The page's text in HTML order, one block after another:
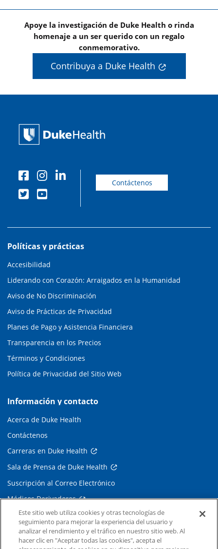
Apoye la investigación de Duke Health o rinda
homenaje a un ser querido con un regalo
conmemorativo.
Contribuya a Duke Health
Contáctenos
Políticas y prácticas
Accesibilidad
Liderando con Corazón: Arraigados en la Humanidad
Aviso de No Discriminación
Aviso de Prácticas de Privacidad
Planes de Pago y Asistencia Financiera
Transparencia en los Precios
Términos y Condiciones
Política de Privacidad del Sitio Web
Información y contacto
Acerca de Duke Health
Contáctenos
Carreras en Duke Health
Sala de Prensa de Duke Health
Suscripción al Correo Electrónico
Médicos Derivadores
Enlaces relacionados
Duke Cancer Institute
Este sitio web utiliza cookies y otras tecnologías de
seguimiento para mejorar la experiencia del usuario y
analizar el rendimiento y el tráfico en nuestro sitio web. Al
hacer clic en "Aceptar todas las cookies", acepta el